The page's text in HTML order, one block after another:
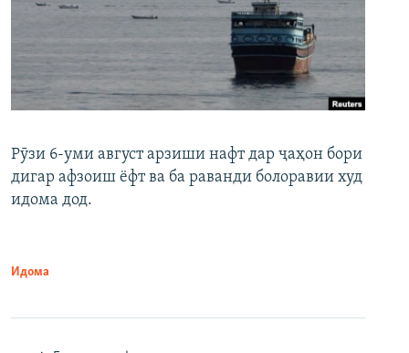
Рӯзи 6-уми август арзиши нафт дар ҷаҳон бори
дигар афзоиш ёфт ва ба раванди болоравии худ
идома дод.
Идома